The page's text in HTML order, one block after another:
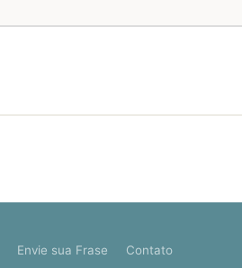
Envie sua Frase Contato